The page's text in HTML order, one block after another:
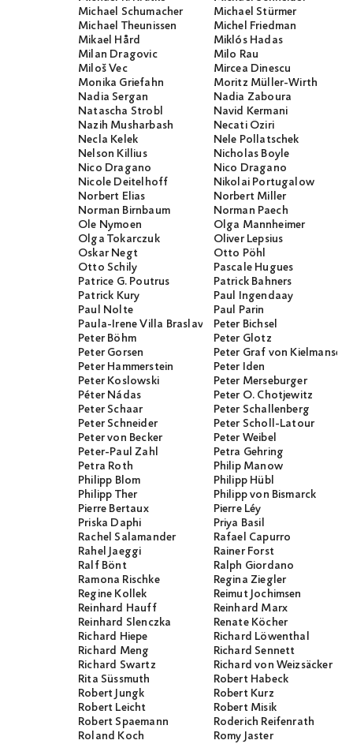
Michael Schumacher
Michael Stürmer
Michael Theunissen
Michel Friedman
Mikael Hård
Miklós Hadas
Milan Dragovic
Milo Rau
Miloš Vec
Mircea Dinescu
Monika Griefahn
Moritz Müller-Wirth
Nadia Sergan
Nadia Zaboura
Natascha Strobl
Navid Kermani
Nazih Musharbash
Necati Öziri
Necla Kelek
Nele Pollatschek
Nelson Killius
Nicholas Boyle
Nico Dragano
Nico Dragano
Nicole Deitelhoff
Nikolai Portugalow
Norbert Elias
Norbert Miller
Norman Birnbaum
Norman Paech
Ole Nymoen
Olga Mannheimer
Olga Tokarczuk
Oliver Lepsius
Oskar Negt
Otto Pöhl
Otto Schily
Pascale Hugues
Patrice G. Poutrus
Patrick Bahners
Patrick Kury
Paul Ingendaay
Paul Nolte
Paul Parin
Paula-Irene Villa BraslavskyPeter Bichsel
Peter Böhm
Peter Glotz
Peter Gorsen
Peter Graf von
Peter Hammerstein
Peter Iden
Peter Koslowski
Peter Merseburger
Péter Nádas
Peter O. Chotjewitz
Peter Schaar
Peter Schallenberg
Peter Schneider
Peter Scholl-Latour
Peter von Becker
Peter Weibel
Peter-Paul Zahl
Petra Gehring
Petra Roth
Philip Manow
Philipp Blom
Philipp Hübl
Philipp Ther
Philipp von Bismarck
Pierre Bertaux
Pierre Léy
Priska Daphi
Priya Basil
Rachel Salamander
Rafael Capurro
Rahel Jaeggi
Rainer Forst
Ralf Bönt
Ralph Giordano
Ramona Rischke
Regina Ziegler
Regine Kollek
Reimut Jochimsen
Reinhard Hauff
Reinhard Marx
Reinhard Slenczka
Renate Köcher
Richard Hiepe
Richard Löwenthal
Richard Meng
Richard Sennett
Richard Swartz
Richard von Weizsäcker
Rita Süssmuth
Robert Habeck
Robert Jungk
Robert Kurz
Robert Leicht
Robert Misik
Robert Spaemann
Roderich Reifenrath
Roland Koch
Romy Jaster